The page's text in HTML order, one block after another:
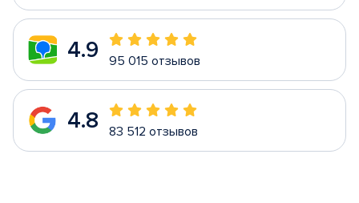
4.9 95 015 отзывов
4.8 83 512 отзывов